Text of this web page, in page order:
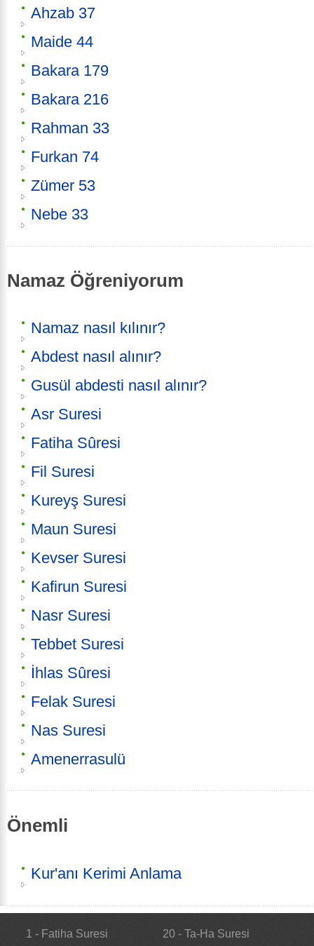
Ahzab 37
Maide 44
Bakara 179
Bakara 216
Rahman 33
Furkan 74
Zümer 53
Nebe 33
Namaz Öğreniyorum
Namaz nasıl kılınır?
Abdest nasıl alınır?
Gusül abdesti nasıl alınır?
Asr Suresi
Fatiha Sûresi
Fil Suresi
Kureyş Suresi
Maun Suresi
Kevser Suresi
Kafirun Suresi
Nasr Suresi
Tebbet Suresi
İhlas Sûresi
Felak Suresi
Nas Suresi
Amenerrasulü
Önemli
Kur'anı Kerimi Anlama
1 - Fatiha Suresi
20 - Ta-Ha Suresi